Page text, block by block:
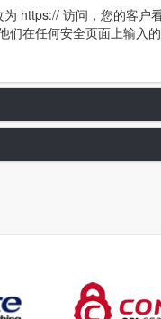
https:// 访问，您的客户
们在任何安全页面上输入